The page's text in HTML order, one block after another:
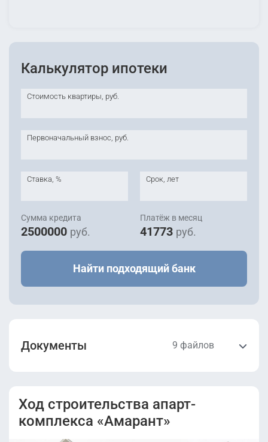
Калькулятор ипотеки
Стоимость квартиры, руб.
Первоначальный взнос, руб.
Ставка, % Срок, лет
Сумма кредита
2500000 руб.
Платёж в месяц
41773 руб.
Найти подходящий банк
Документы 9 файлов
Корпус 1 от
07.10.2022.pdf
Корпус 1 от
31.10.2022.pdf
Ход строительства апарт-
комплекса «Амарант»